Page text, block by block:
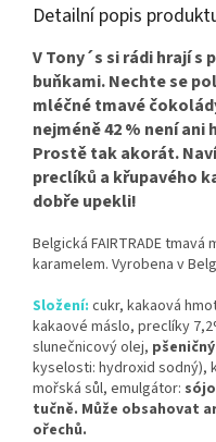
Detailní popis
V Tony´s si rádi hrají
buňkami. Nechte se
mléčné tmavé
nejméně 42 % není
Prostě tak akorát.
preclíků a křupavého
dobře upekli!
Belgická FAIRTRADE
karamelem. Vyrobena v
Složení: cukr, kakaová
kakaové máslo, preclíky
slunečnicový olej, pšeničný
kyselosti: hydroxid sodný),
mořská sůl, emulgátor:
tučně. Může obsahovat
ořechů.